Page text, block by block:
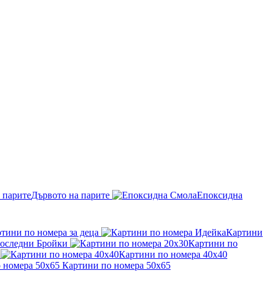
Дървото на парите Епоксидна
по номера за деца
Картини
Бройки
Картини по
Картини по номера 40x40
Картини по номера 50x65